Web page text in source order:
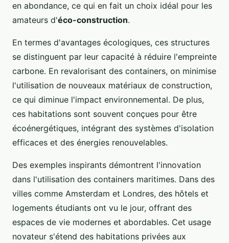
en abondance, ce qui en fait un choix idéal pour les
amateurs d'éco-construction.
En termes d'avantages écologiques, ces structures
se distinguent par leur capacité à réduire l'empreinte
carbone. En revalorisant des containers, on minimise
l'utilisation de nouveaux matériaux de construction,
ce qui diminue l'impact environnemental. De plus,
ces habitations sont souvent conçues pour être
écoénergétiques, intégrant des systèmes d'isolation
efficaces et des énergies renouvelables.
Des exemples inspirants démontrent l'innovation
dans l'utilisation des containers maritimes. Dans des
villes comme Amsterdam et Londres, des hôtels et
logements étudiants ont vu le jour, offrant des
espaces de vie modernes et abordables. Cet usage
novateur s'étend des habitations privées aux